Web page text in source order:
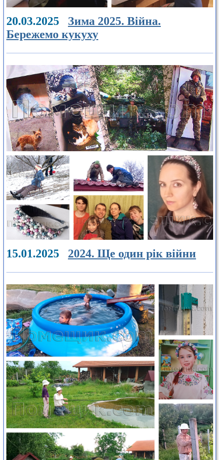
20.03.2025 Зима 2025. Війна.
Бережемо кукуху
15.01.2025 2024. Ще один рік війни